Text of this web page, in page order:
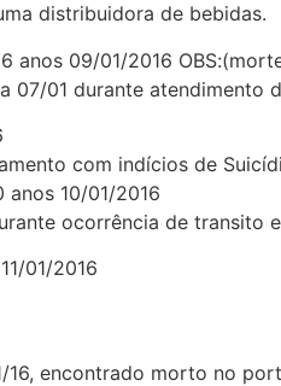
distribuidora de bebidas.
anos 09/01/2016
07/01 durante atendimento
com indícios de
anos 10/01/2016
ocorrência de transito
01/2016
16, encontrado morto no